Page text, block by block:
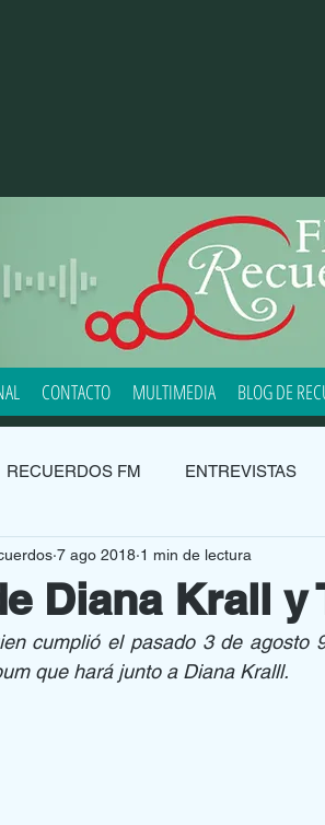
CONTACTO MULTIMEDIA BLOG DE
RECUERDOS FM ENTREVISTAS
PRODUCCIONES
HOMENAJES OPINION
Diana Krall y
7 ago 2018 1 min de lectura
cumplió el pasado 3 de agosto
que hará junto a Diana Kralll.